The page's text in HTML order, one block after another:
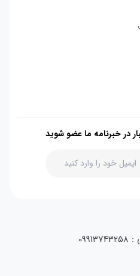
در خبرنامه ما عضو شوید